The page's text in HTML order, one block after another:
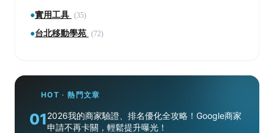
●實用工具 (35)
●台北移動學苑 (72)
HOT · 熱門文章
012026我的商家驗證、排名優化全攻略！Google商家
申請不再卡關，輕鬆提升曝光！